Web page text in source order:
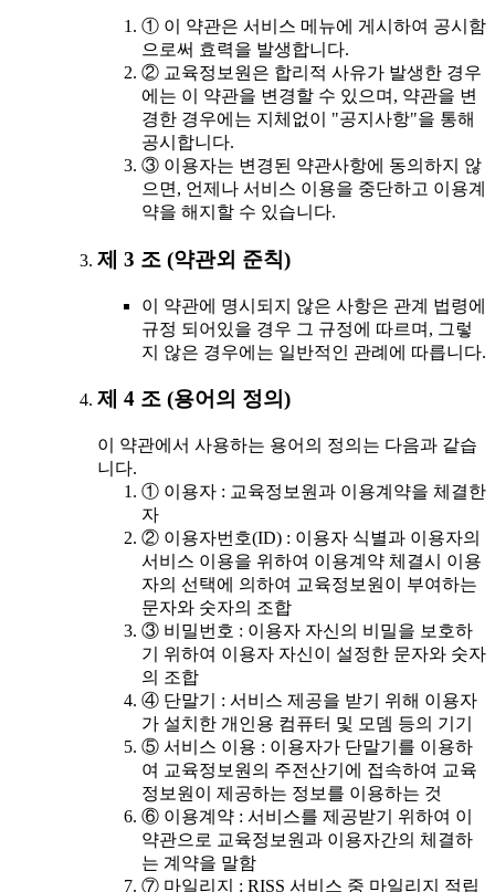
① 이 약관은 서비스 메뉴에 게시하여 공시함
으로써 효력을 발생합니다.
② 교육정보원은 합리적 사유가 발생한 경우
에는 이 약관을 변경할 수 있으며, 약관을 변
경한 경우에는 지체없이 "공지사항"을 통해
공시합니다.
③ 이용자는 변경된 약관사항에 동의하지 않
으면, 언제나 서비스 이용을 중단하고 이용계
약을 해지할 수 있습니다.
제 3 조 (약관외 준칙)
이 약관에 명시되지 않은 사항은 관계 법령에
규정 되어있을 경우 그 규정에 따르며, 그렇
지 않은 경우에는 일반적인 관례에 따릅니다.
제 4 조 (용어의 정의)
이 약관에서 사용하는 용어의 정의는 다음과 같습
니다.
① 이용자 : 교육정보원과 이용계약을 체결한
자
② 이용자번호(ID) : 이용자 식별과 이용자의
서비스 이용을 위하여 이용계약 체결시 이용
자의 선택에 의하여 교육정보원이 부여하는
문자와 숫자의 조합
③ 비밀번호 : 이용자 자신의 비밀을 보호하
기 위하여 이용자 자신이 설정한 문자와 숫자
의 조합
④ 단말기 : 서비스 제공을 받기 위해 이용자
가 설치한 개인용 컴퓨터 및 모뎀 등의 기기
⑤ 서비스 이용 : 이용자가 단말기를 이용하
여 교육정보원의 주전산기에 접속하여 교육
정보원이 제공하는 정보를 이용하는 것
⑥ 이용계약 : 서비스를 제공받기 위하여 이
약관으로 교육정보원과 이용자간의 체결하
는 계약을 말함
⑦ 마일리지 : RISS 서비스 중 마일리지 적립